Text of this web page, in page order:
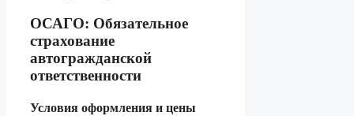
ОСАГО: Обязательное
страхование
автогражданской
ответственности
Условия оформления и цены